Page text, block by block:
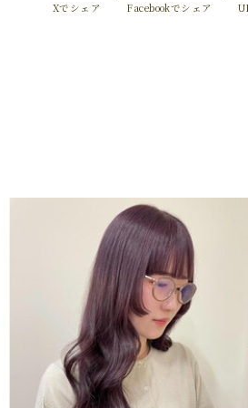
Xでシェア Facebookでシェア